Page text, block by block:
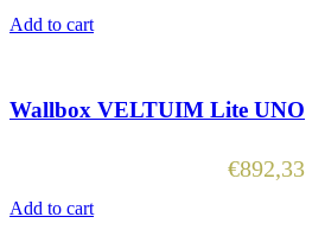
Add to cart
Wallbox VELTUIM Lite UNO
€892,33
Add to cart